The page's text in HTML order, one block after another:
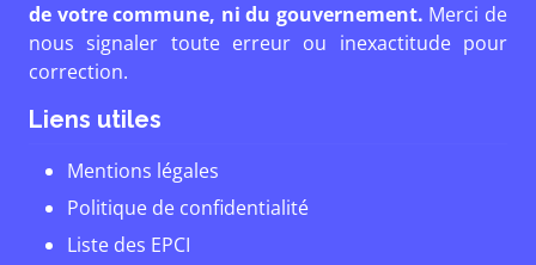
de votre commune, ni du gouvernement. Merci de
nous signaler toute erreur ou inexactitude pour
correction.
Liens utiles
Mentions légales
Politique de confidentialité
Liste des EPCI